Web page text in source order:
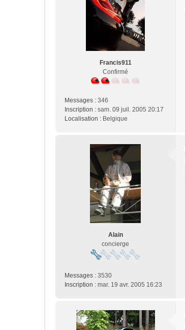
Francis911
Confirmé
Messages : 346
Inscription : sam. 09 juil. 2005 20:17
Localisation : Belgique
Alain
concierge
Messages : 3530
Inscription : mar. 19 avr. 2005 16:23